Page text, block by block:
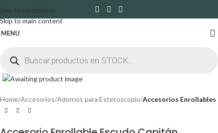
Skip to navigation
Skip to main content
MENU
Click to enlarge
Home Accesorios Adornos para Estetoscopio Accesorios Enrollables